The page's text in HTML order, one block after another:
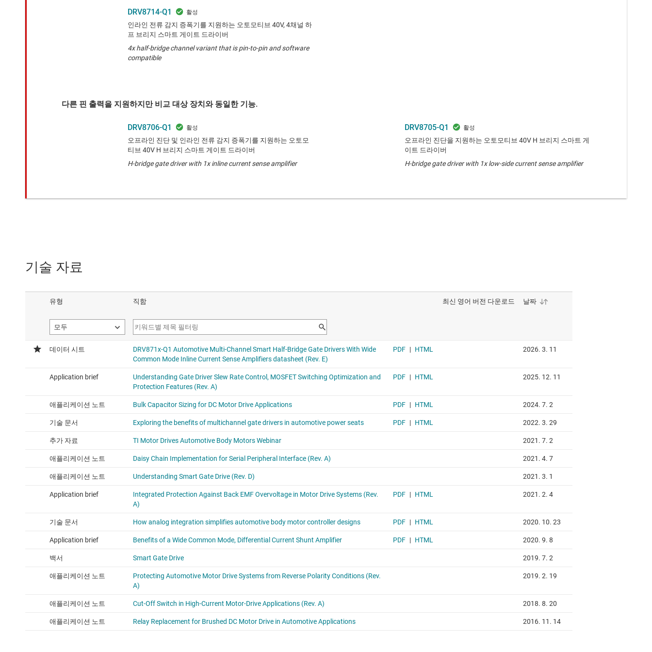
DRV8714-Q1
인라인 전류 감지 증폭기를 지원하는 오토모티브 40V, 4채널 하
프 브리지 스마트 게이트 드라이버
4x half-bridge channel variant that is pin-to-pin and software
compatible
다른 핀 출력을 지원하지만 비교 대상 장치와 동일한 기능.
DRV8706-Q1
오프라인 진단 및 인라인 전류 감지 증폭기를 지원하는 오토모
티브 40V H 브리지 스마트 게이트 드라이버
H-bridge gate driver with 1x inline current sense amplifier
DRV8705-Q1
오프라인 진단을 지원하는 오토모티브 40V H 브리지 스마트 게
이트 드라이버
H-bridge gate driver with 1x low-side current sense amplifier
기술 자료